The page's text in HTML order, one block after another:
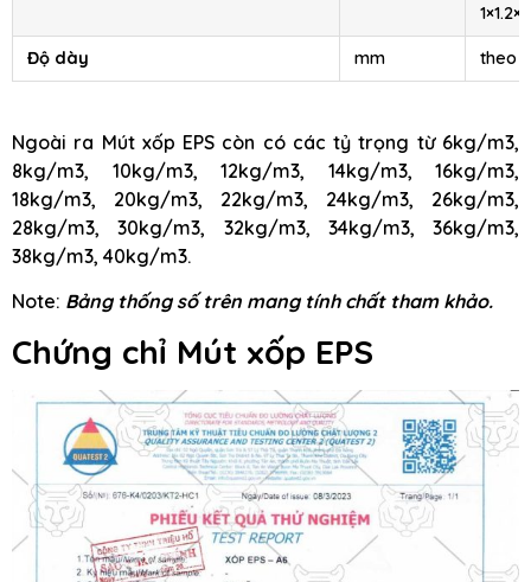
1×1.2×4
Độ dày mm theo
Ngoài ra Mút xốp EPS còn có các tỷ trọng từ 6kg/m3,
8kg/m3, 10kg/m3, 12kg/m3, 14kg/m3, 16kg/m3,
18kg/m3, 20kg/m3, 22kg/m3, 24kg/m3, 26kg/m3,
28kg/m3, 30kg/m3, 32kg/m3, 34kg/m3, 36kg/m3,
38kg/m3, 40kg/m3.
Note: Bảng thống số trên mang tính chất tham khảo.
Chứng chỉ Mút xốp EPS